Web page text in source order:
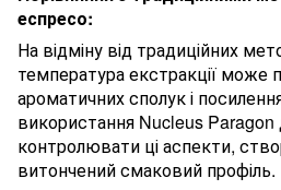
еспресо:
На відміну від традиційних
температура екстракції може
ароматичних сполук і
використання Nucleus Paragon
контролювати ці аспекти,
витончений смаковий профіль.